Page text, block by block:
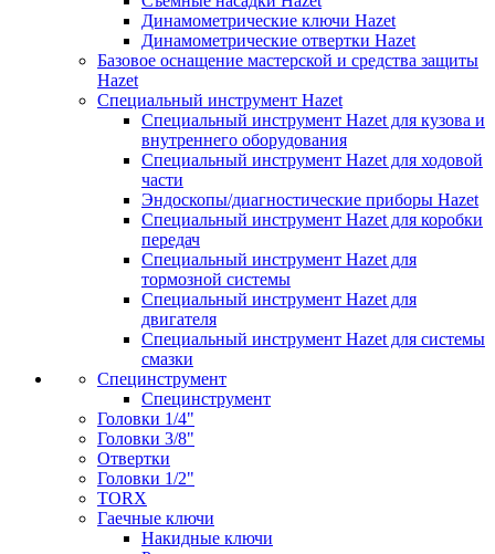
Динамометрические ключи Hazet
Динамометрические отвертки Hazet
Базовое оснащение мастерской и средства защиты
Hazet
Специальный инструмент Hazet
Специальный инструмент Hazet для кузова и
внутреннего оборудования
Специальный инструмент Hazet для ходовой
части
Эндоскопы/диагностические приборы Hazet
Специальный инструмент Hazet для коробки
передач
Специальный инструмент Hazet для
тормозной системы
Специальный инструмент Hazet для
двигателя
Специальный инструмент Hazet для системы
смазки
Специнструмент
Специнструмент
Головки 1/4"
Головки 3/8"
Отвертки
Головки 1/2"
TORX
Гаечные ключи
Накидные ключи